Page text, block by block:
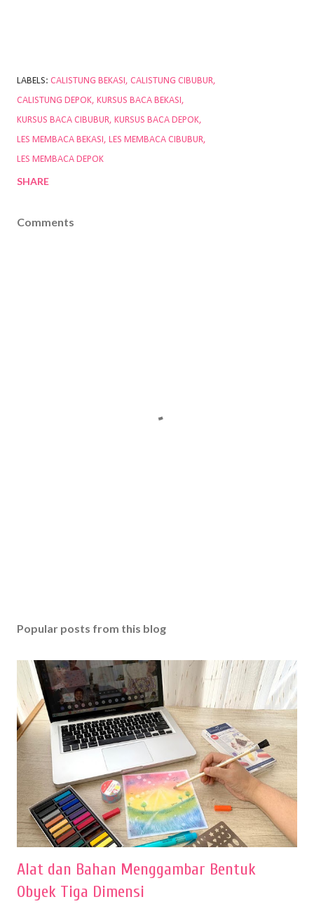
LABELS: CALISTUNG BEKASI
CALISTUNG CIBUBUR
CALISTUNG DEPOK KURSUS BACA BEKASI
KURSUS BACA CIBUBUR KURSUS BACA DEPOK
LES MEMBACA BEKASI
LES MEMBACA CIBUBUR
LES MEMBACA DEPOK
SHARE
Comments
Popular posts from this blog
Alat dan Bahan Menggambar Bentuk
Obyek Tiga Dimensi